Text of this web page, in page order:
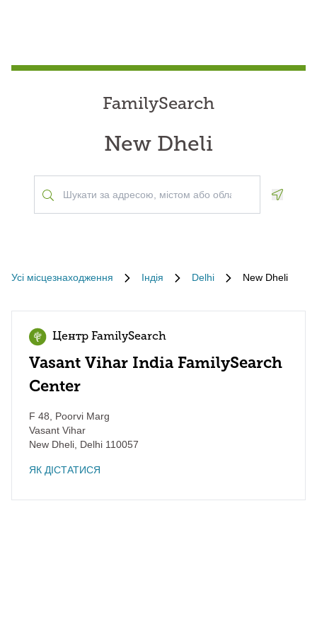
FamilySearch
New Dheli
Усі місцезнаходження Індія Delhi New Dheli
Центр FamilySearch
Vasant Vihar India FamilySearch
Center
F 48, Poorvi Marg
Vasant Vihar
New Dheli Delhi 110057
ЯК ДІСТАТИСЯ